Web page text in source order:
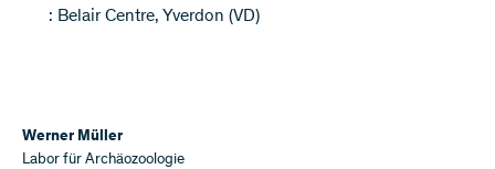
: Belair Centre, Yverdon (VD)
Werner Müller
Labor für Archäozoologie